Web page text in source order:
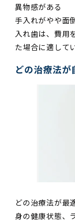
異物感がある
手入れがやや面
入れ歯は、費用
た場合に適して
どの治療法が
どの治療法が最
身の健康状態、